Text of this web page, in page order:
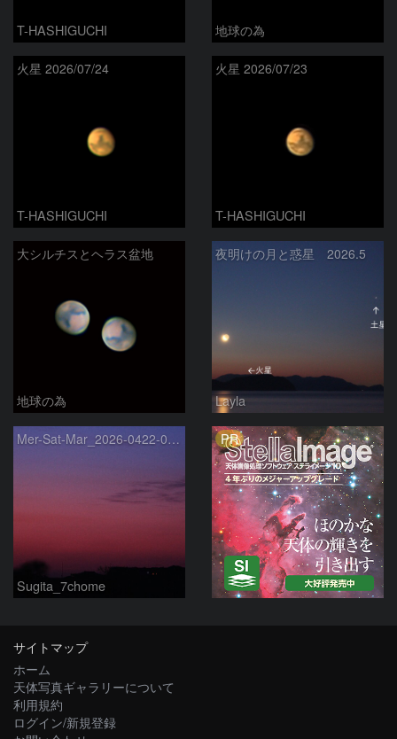
T-HASHIGUCHI 地球の為
火星 2026/07/24
T-HASHIGUCHI
火星 2026/07/23
T-HASHIGUCHI
大シルチスとヘラス盆地
地球の為
夜明けの月と惑星 2026.5
Layla
Mer-Sat-Mar_2026-0422-0430
Sugita_7chome
PR
サイトマップ
ホーム
天体写真ギャラリーについて
利用規約
ログイン/新規登録